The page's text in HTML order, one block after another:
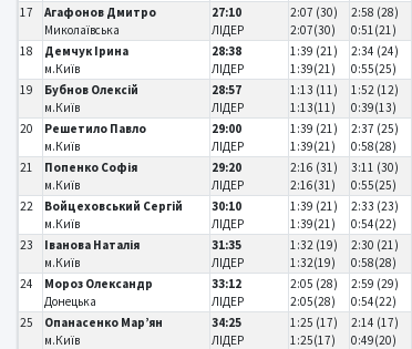
17
Агафонов Дмитро
Миколаївська
27:10
ЛІДЕР
2:07 (30)
2:07(30)
2:58 (28)
0:51(21)
18
Демчук Ірина
м.Київ
28:38
ЛІДЕР
1:39 (21)
1:39(21)
2:34 (24)
0:55(25)
19
Бубнов Олексій
м.Київ
28:57
ЛІДЕР
1:13 (11)
1:13(11)
1:52 (12)
0:39(13)
20
Решетило Павло
м.Київ
29:00
ЛІДЕР
1:39 (21)
1:39(21)
2:37 (25)
0:58(28)
21
Попенко Софія
м.Київ
29:20
ЛІДЕР
2:16 (31)
2:16(31)
3:11 (30)
0:55(25)
22
Войцеховський Сергій
м.Київ
30:10
ЛІДЕР
1:39 (21)
1:39(21)
2:33 (23)
0:54(22)
23
Іванова Наталія
м.Київ
31:35
ЛІДЕР
1:32 (19)
1:32(19)
2:30 (21)
0:58(28)
24
Мороз Олександр
Донецька
33:12
ЛІДЕР
2:05 (28)
2:05(28)
2:59 (29)
0:54(22)
25
Опанасенко Мар’ян
м.Київ
34:25
ЛІДЕР
1:25 (17)
1:25(17)
2:14 (17)
0:49(20)